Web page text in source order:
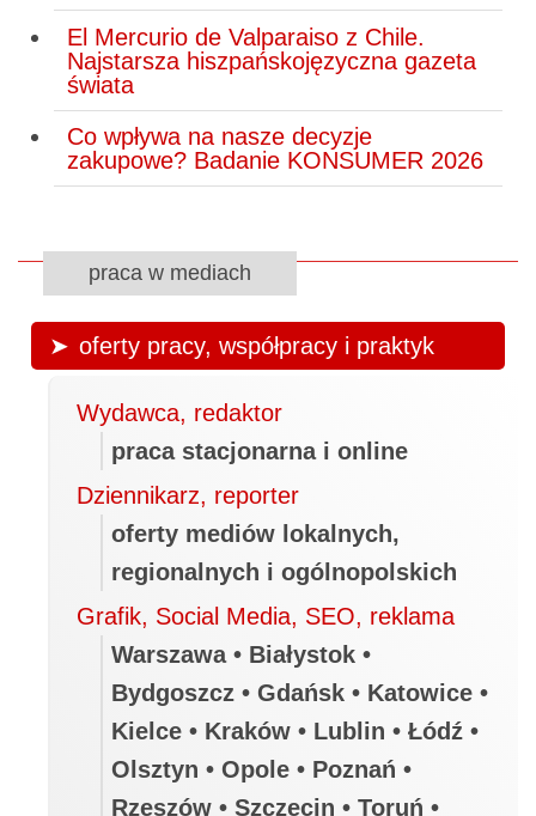
El Mercurio de Valparaiso z Chile.
Najstarsza hiszpańskojęzyczna gazeta
świata
Co wpływa na nasze decyzje
zakupowe? Badanie KONSUMER 2026
praca w mediach
oferty pracy, współpracy i praktyk
Wydawca, redaktor
praca stacjonarna i online
Dziennikarz, reporter
oferty mediów lokalnych,
regionalnych i ogólnopolskich
Grafik, Social Media, SEO, reklama
Warszawa • Białystok •
Bydgoszcz • Gdańsk • Katowice •
Kielce • Kraków • Lublin • Łódź •
Olsztyn • Opole • Poznań •
Rzeszów • Szczecin • Toruń •